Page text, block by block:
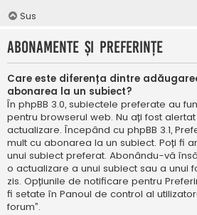
Sus
Abonamente și Preferințe
Care este diferența dintre
abonarea la un subiect?
În phpBB 3.0, subiectele preferate au
pentru browserul web. Nu ați fost
actualizare. Începând cu phpBB 3.1,
mult cu abonarea la un subiect. Poți fi
unui subiect preferat. Abonându-vă
o actualizare a unui subiect sau a unui
zis. Opțiunile de notificare pentru
fi setate în Panoul de control al
forum”.